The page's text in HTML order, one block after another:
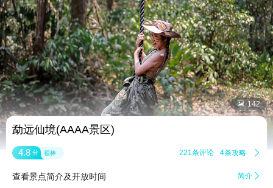
 142
勐远仙境(AAAA景区)
4.8 分 很棒 221条评论 4条攻略 
查看景点简介及开放时间 简介 
